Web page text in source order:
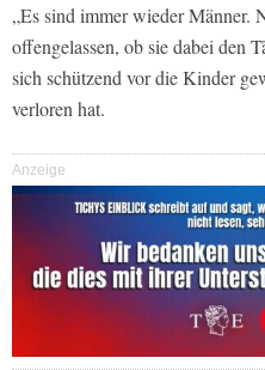
„Es sind immer wieder Männer.
offengelassen, ob sie dabei den
sich schützend vor die Kinder
verloren hat.
Anzeige